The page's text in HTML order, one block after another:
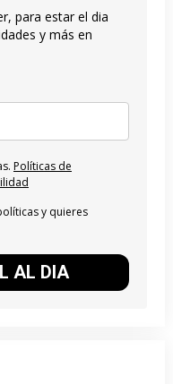
para estar el dia
y más en
Políticas de
y quieres
AL DIA